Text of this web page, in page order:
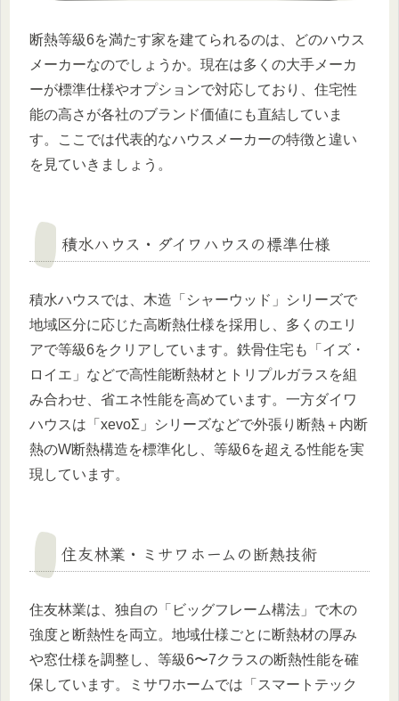
断熱等級6を満たす家を建てられるのは、どのハウス
メーカーなのでしょうか。現在は多くの大手メーカ
ーが標準仕様やオプションで対応しており、住宅性
能の高さが各社のブランド価値にも直結していま
す。ここでは代表的なハウスメーカーの特徴と違い
を見ていきましょう。
積水ハウス・ダイワハウスの標準仕様
積水ハウスでは、木造「シャーウッド」シリーズで
地域区分に応じた高断熱仕様を採用し、多くのエリ
アで等級6をクリアしています。鉄骨住宅も「イズ・
ロイエ」などで高性能断熱材とトリプルガラスを組
み合わせ、省エネ性能を高めています。一方ダイワ
ハウスは「xevoΣ」シリーズなどで外張り断熱＋内断
熱のW断熱構造を標準化し、等級6を超える性能を実
現しています。
住友林業・ミサワホームの断熱技術
住友林業は、独自の「ビッグフレーム構法」で木の
強度と断熱性を両立。地域仕様ごとに断熱材の厚み
や窓仕様を調整し、等級6〜7クラスの断熱性能を確
保しています。ミサワホームでは「スマートテック